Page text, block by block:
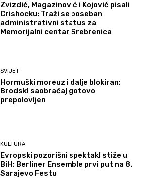
Zvizdić, Magazinović i Kojović pisali
Crishocku: Traži se poseban
administrativni status za
Memorijalni centar Srebrenica
SVIJET
Hormuški moreuz i dalje blokiran:
Brodski saobraćaj gotovo
prepolovljen
KULTURA
Evropski pozorišni spektakl stiže u
BiH: Berliner Ensemble prvi put na 8.
Sarajevo Festu